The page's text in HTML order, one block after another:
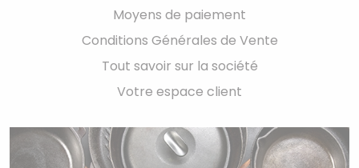
Moyens de paiement
Conditions Générales de Vente
Tout savoir sur la société
Votre espace client